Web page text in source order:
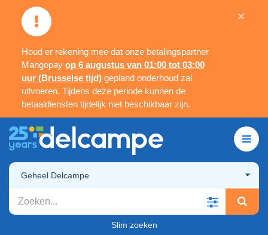
Houd er rekening mee dat onze betalingspartner
Mangopay op 6 augustus van 01:00 tot 03:00
uur (Brusselse tijd) gepland onderhoud zal
uitvoeren. Tijdens deze periode kunnen de
betaaldiensten tijdelijk niet beschikbaar zijn.
×
Geheel Delcampe
Slim zoeken